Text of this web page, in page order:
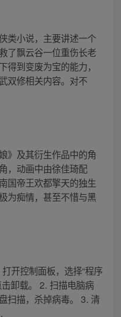
类小说，主要讲述一个
了飘云谷一位重伤长老
得到变废为宝的能力，
双修相关内容。对不
》及其衍生作品中的角
，动画中由徐佳琦配
国帝王欢都擎天的独生
为痴情，甚至不惜与黑
开控制面板，选择“程序
卸载。 2. 扫描电脑病
扫描，杀掉病毒。 3. 清